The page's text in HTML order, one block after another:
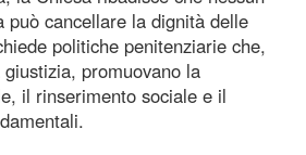
può cancellare la dignità delle
politiche penitenziarie che,
promuovano la
il rinserimento sociale e il